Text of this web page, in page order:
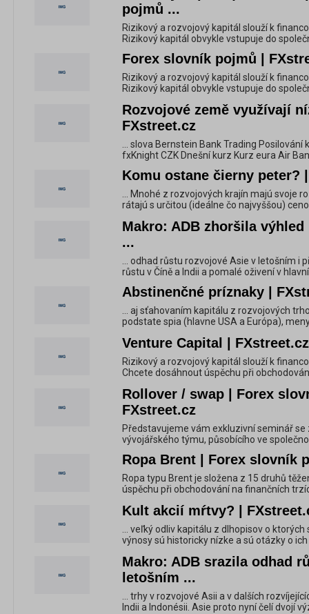
pojmů ...
Rizikový a rozvojový kapitál slouží k
Rizikový kapitál obvykle vstupuje do
Forex slovník pojmů |
Rizikový a rozvojový kapitál slouží k
Rizikový kapitál obvykle vstupuje do
Rozvojové země využívají
FXstreet.cz
... slova Bernstein Bank Trading Posilování
fxKnight CZK Dnešní kurz Kurz eura Air
Komu ostane čierny peter?
... Mnohé z rozvojových krajín majú svoje
rátajú s určitou (ideálne čo najvyššou)
Makro: ADB zhoršila
...
... odhad růstu rozvojové Asie v letošním i
růstu v Číně a Indii a pomalé oživení v
Abstinenčné príznaky |
... aj sťahovaním kapitálu z rozvojových
podstate spia (hlavne USA a Európa),
Venture Capital | FXstreet.cz
Rizikový a rozvojový kapitál slouží k
Chcete dosáhnout úspěchu při
Rollover / swap | Forex
FXstreet.cz
Představujeme vám exkluzivní seminář
vývojářského týmu, působícího ve
Ropa Brent | Forex slovník
Ropa typu Brent je složena z 15 druhů
úspěchu při obchodování na finančních
Kult akcií mŕtvy? |
... veľký odliv kapitálu z dlhopisov o ktorých
výnosy sú historicky nízke a sú otázky o
Makro: ADB srazila odhad
letošním ...
... trhy v rozvojové Asii a v dalších
Indii a Indonésii. Asie proto nyní čelí dvojí